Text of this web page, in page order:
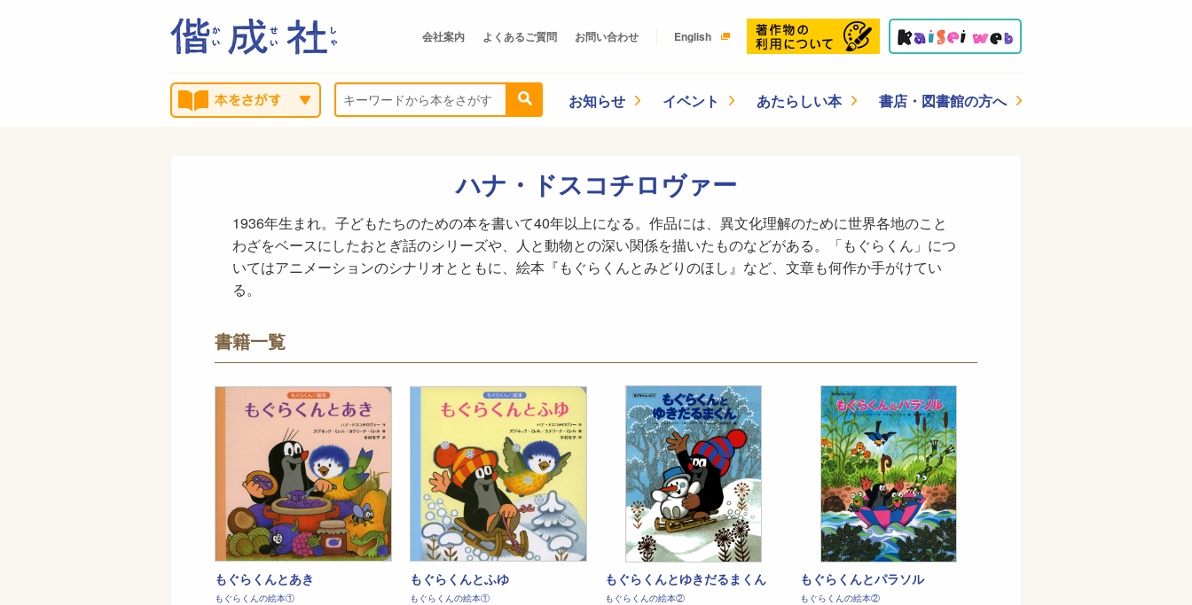
会社案内 よくあるご質問 お問い合わせ English
お知らせ イベント あたらしい本 書店・図書館の方へ
ハナ・ドスコチロヴァー
1936年生まれ。子どもたちのための本を書いて40年以上になる。作品には、異文化理解のために世界各地のこと
わざをベースにしたおとぎ話のシリーズや、人と動物との深い関係を描いたものなどがある。「もぐらくん」につ
いてはアニメーションのシナリオとともに、絵本『もぐらくんとみどりのほし』など、文章も何作か手がけてい
る。
書籍一覧
もぐらくんとあき
もぐらくんの絵本①
もぐらくんとふゆ
もぐらくんの絵本①
もぐらくんとゆきだるまくん
もぐらくんの絵本②
もぐらくんとパラソル
もぐらくんの絵本②